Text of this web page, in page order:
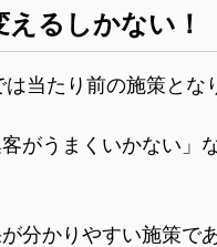
るしかない！
当たり前の施策とな
がうまくいかない」
分かりやすい施策であ